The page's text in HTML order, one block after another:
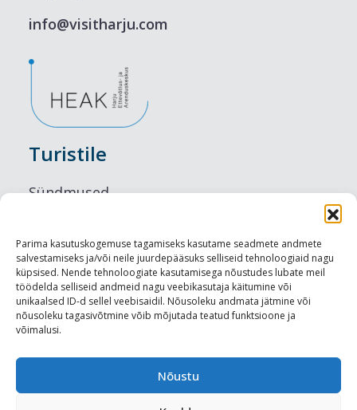
Parima kasutuskogemuse tagamiseks kasutame seadmete andmete
salvestamiseks ja/või neile juurdepääsuks selliseid tehnoloogiaid nagu
küpsised. Nende tehnoloogiate kasutamisega nõustudes lubate meil
töödelda selliseid andmeid nagu veebikasutaja käitumine või
unikaalsed ID-d sellel veebisaidil. Nõusoleku andmata jätmine või
nõusoleku tagasivõtmine võib mõjutada teatud funktsioone ja
võimalusi.
Nõustu
info@visitharju.com
Turistile
Sündmused
Maitseelamused
Vaatamisväärsused
Visit Tallinn
Turismiprofessionaalile